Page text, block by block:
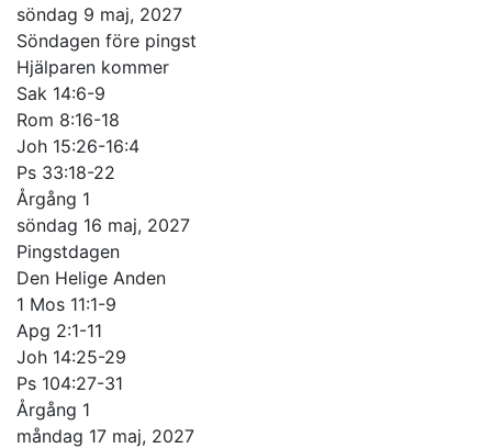
söndag 9 maj, 2027
Söndagen före pingst
Hjälparen kommer
Sak 14:6-9
Rom 8:16-18
Joh 15:26-16:4
Ps 33:18-22
Årgång 1
söndag 16 maj, 2027
Pingstdagen
Den Helige Anden
1 Mos 11:1-9
Apg 2:1-11
Joh 14:25-29
Ps 104:27-31
Årgång 1
måndag 17 maj, 2027